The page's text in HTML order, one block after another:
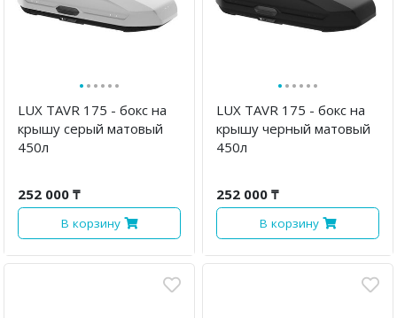
······
LUX TAVR 175 - бокс на
крышу серый матовый
450л
252 000 ₸
В корзину
······
LUX TAVR 175 - бокс на
крышу черный матовый
450л
252 000 ₸
В корзину